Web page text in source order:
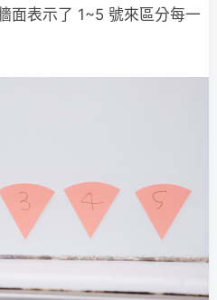
面表示了 1~5 號來區分每一